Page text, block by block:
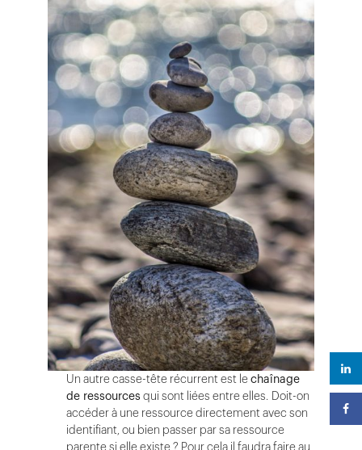
Un autre casse-tête récurrent est lechaînage
de ressources qui sont liées entre elles. Doit-on
accéder à une ressource directement avec son
identifiant, ou bien passer par sa ressource
parente si elle existe ? Pour cela il faudra faire au